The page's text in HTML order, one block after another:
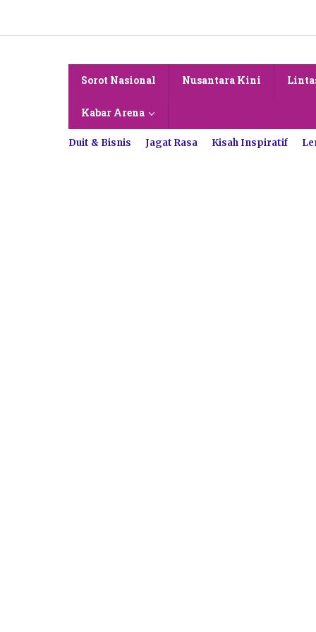
konten
Sorot Nasional Nusantara Kini
Kabar Arena
Duit & Bisnis Jagat Rasa Kisah Inspiratif